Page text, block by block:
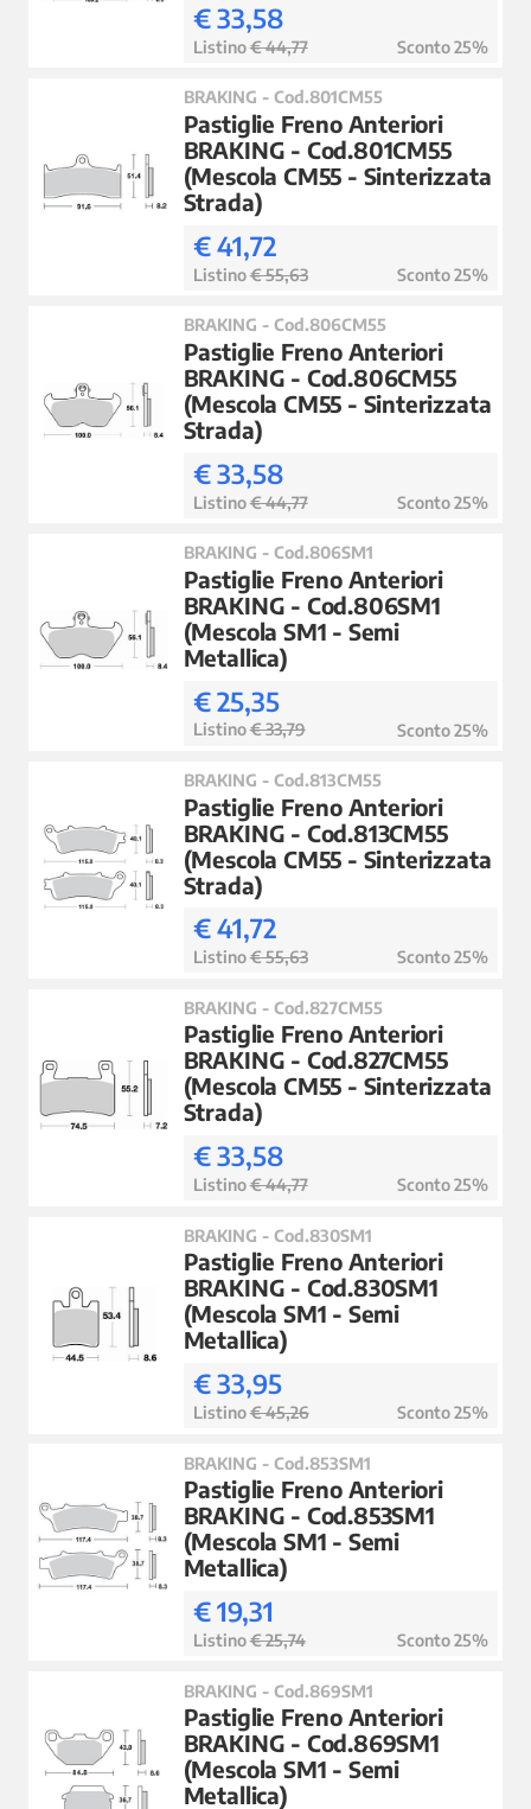
€ 33,58
Listino€ 44,77 Sconto 25%
BRAKING - Cod.801CM55
Pastiglie Freno Anteriori
BRAKING - Cod.801CM55
(Mescola CM55 - Sinterizzata
Strada)
€ 41,72
Listino€ 55,63 Sconto 25%
BRAKING - Cod.806CM55
Pastiglie Freno Anteriori
BRAKING - Cod.806CM55
(Mescola CM55 - Sinterizzata
Strada)
€ 33,58
Listino€ 44,77 Sconto 25%
BRAKING - Cod.806SM1
Pastiglie Freno Anteriori
BRAKING - Cod.806SM1
(Mescola SM1 - Semi
Metallica)
€ 25,35
Listino€ 33,79 Sconto 25%
BRAKING - Cod.813CM55
Pastiglie Freno Anteriori
BRAKING - Cod.813CM55
(Mescola CM55 - Sinterizzata
Strada)
€ 41,72
Listino€ 55,63 Sconto 25%
BRAKING - Cod.827CM55
Pastiglie Freno Anteriori
BRAKING - Cod.827CM55
(Mescola CM55 - Sinterizzata
Strada)
€ 33,58
Listino€ 44,77 Sconto 25%
BRAKING - Cod.830SM1
Pastiglie Freno Anteriori
BRAKING - Cod.830SM1
(Mescola SM1 - Semi
Metallica)
€ 33,95
Listino€ 45,26 Sconto 25%
BRAKING - Cod.853SM1
Pastiglie Freno Anteriori
BRAKING - Cod.853SM1
(Mescola SM1 - Semi
Metallica)
€ 19,31
Listino€ 25,74 Sconto 25%
BRAKING - Cod.869SM1
Pastiglie Freno Anteriori
BRAKING - Cod.869SM1
(Mescola SM1 - Semi
Metallica)